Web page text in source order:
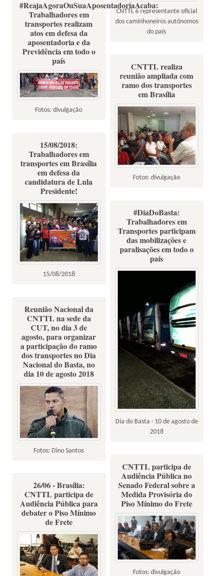
CNTTL é representante oficial
dos caminhoneiros autônomos
do país
#ReajaAgoraOuSuaAposentadoriaAcaba:
Trabalhadores em
transportes realizam
atos em defesa da
aposentadoria e da
Previdência em todo o
país
Fotos: divulgação
CNTTL realiza
reunião ampliada com
ramo dos transportes
em Brasília
Fotos: divulgação
15/08/2018:
Trabalhadores em
transportes em Brasília
em defesa da
candidatura de Lula
Presidente!
15/08/2018
#DiaDoBasta:
Trabalhadores em
Transportes participam
das mobilizações e
paralisações em todo o
país
Dia do Basta - 10 de agosto de
2018
Reunião Nacional da
CNTTL na sede da
CUT, no dia 3 de
agosto, para organizar
a participação do ramo
dos transportes no Dia
Nacional do Basta, no
dia 10 de agosto 2018
Fotos: Dino Santos
CNTTL participa de
Audiência Pública no
Senado Federal sobre a
Medida Provisória do
Piso Mínimo do Frete
Fotos: divulgação
26/06 - Brasília:
CNTTL participa de
Audiência Pública para
debater o Piso Mínimo
de Frete